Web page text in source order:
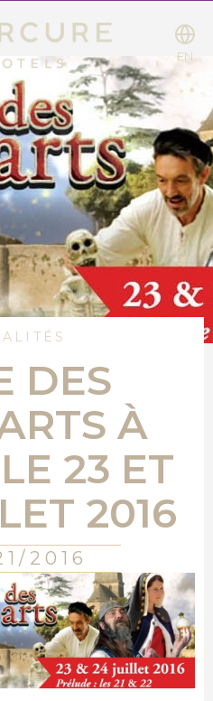
EN
DES
À
23 ET
2016
2016